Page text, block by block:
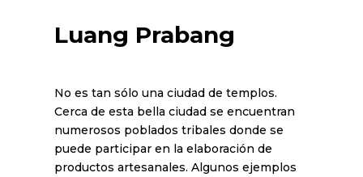
Luang Prabang
No es tan sólo una ciudad de templos.
Cerca de esta bella ciudad se encuentran
numerosos poblados tribales donde se
puede participar en la elaboración de
productos artesanales. Algunos ejemplos